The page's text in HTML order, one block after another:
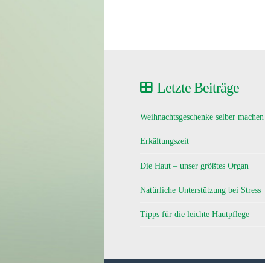
Letzte Beiträge
Weihnachtsgeschenke selber machen
Erkältungszeit
Die Haut – unser größtes Organ
Natürliche Unterstützung bei Stress
Tipps für die leichte Hautpflege